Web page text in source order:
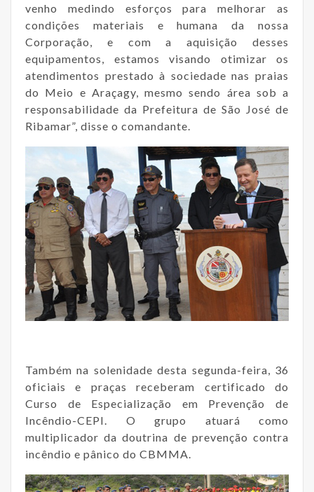
venho medindo esforços para melhorar as
condições materiais e humana da nossa
Corporação, e com a aquisição desses
equipamentos, estamos visando otimizar os
atendimentos prestado à sociedade nas praias
do Meio e Araçagy, mesmo sendo área sob a
responsabilidade da Prefeitura de São José de
Ribamar”, disse o comandante.
Também na solenidade desta segunda-feira, 36
oficiais e praças receberam certificado do
Curso de Especialização em Prevenção de
Incêndio-CEPI. O grupo atuará como
multiplicador da doutrina de prevenção contra
incêndio e pânico do CBMMA.